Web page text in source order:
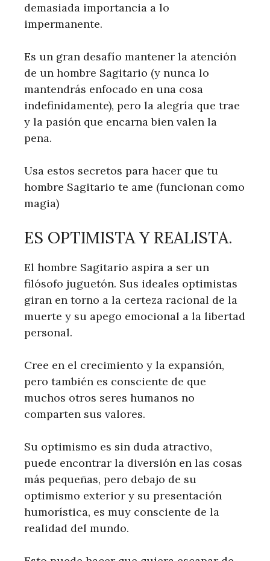
demasiada importancia a lo
impermanente.
Es un gran desafío mantener la atención
de un hombre Sagitario (y nunca lo
mantendrás enfocado en una cosa
indefinidamente), pero la alegría que trae
y la pasión que encarna bien valen la
pena.
Usa estos secretos para hacer que tu
hombre Sagitario te ame (funcionan como
magia)
ES OPTIMISTA Y REALISTA.
El hombre Sagitario aspira a ser un
filósofo juguetón. Sus ideales optimistas
giran en torno a la certeza racional de la
muerte y su apego emocional a la libertad
personal.
Cree en el crecimiento y la expansión,
pero también es consciente de que
muchos otros seres humanos no
comparten sus valores.
Su optimismo es sin duda atractivo,
puede encontrar la diversión en las cosas
más pequeñas, pero debajo de su
optimismo exterior y su presentación
humorística, es muy consciente de la
realidad del mundo.